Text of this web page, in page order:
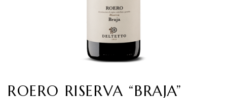
ROERO RISERVA “BRAJA”